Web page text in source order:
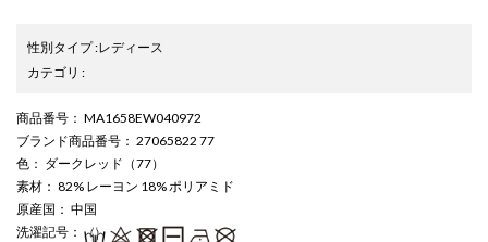
性別タイプ:レディース
カテゴリ :
商品番号 ： MA1658EW040972
ブランド商品番号 ： 27065822 77
色 ： ダークレッド（77）
素材 ： 82% レーヨン 18% ポリアミド
原産国 ： 中国
洗濯記号 ：